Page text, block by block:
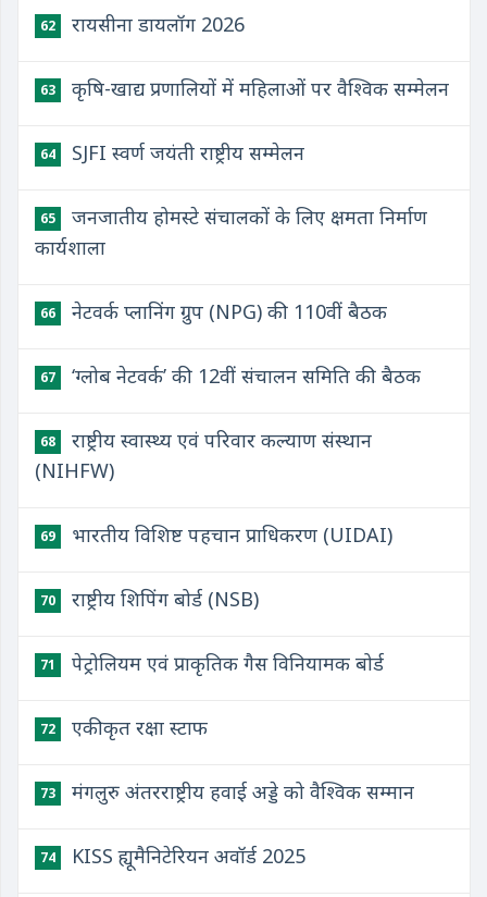
62 रायसीना डायलॉग 2026
63 कृषि-खाद्य प्रणालियों में महिलाओं पर वैश्विक सम्मेलन
64 SJFI स्वर्ण जयंती राष्ट्रीय सम्मेलन
65
जनजातीय होमस्टे संचालकों के लिए क्षमता निर्माण
कार्यशाला
66 नेटवर्क प्लानिंग ग्रुप (NPG) की 110वीं बैठक
67 ‘ग्लोब नेटवर्क’ की 12वीं संचालन समिति की बैठक
68
राष्ट्रीय स्वास्थ्य एवं परिवार कल्याण संस्थान
(NIHFW)
69 भारतीय विशिष्ट पहचान प्राधिकरण (UIDAI)
70 राष्ट्रीय शिपिंग बोर्ड (NSB)
71 पेट्रोलियम एवं प्राकृतिक गैस विनियामक बोर्ड
72 एकीकृत रक्षा स्टाफ
73 मंगलुरु अंतरराष्ट्रीय हवाई अड्डे को वैश्विक सम्मान
74 KISS ह्यूमैनिटेरियन अवॉर्ड 2025